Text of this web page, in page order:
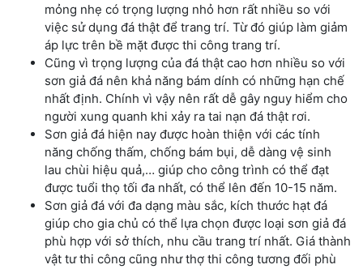
mỏng nhẹ có trọng lượng nhỏ hơn rất nhiều so với
việc sử dụng đá thật để trang trí. Từ đó giúp làm giảm
áp lực trên bề mặt được thi công trang trí.
Cũng vì trọng lượng của đá thật cao hơn nhiều so với
sơn giả đá nên khả năng bám dính có những hạn chế
nhất định. Chính vì vậy nên rất dễ gây nguy hiểm cho
người xung quanh khi xảy ra tai nạn đá thật rơi.
Sơn giả đá hiện nay được hoàn thiện với các tính
năng chống thấm, chống bám bụi, dễ dàng vệ sinh
lau chùi hiệu quả,… giúp cho công trình có thể đạt
được tuổi thọ tối đa nhất, có thể lên đến 10-15 năm.
Sơn giả đá với đa dạng màu sắc, kích thước hạt đá
giúp cho gia chủ có thể lựa chọn được loại sơn giả đá
phù hợp với sở thích, nhu cầu trang trí nhất. Giá thành
vật tư thi công cũng như thợ thi công tương đối phù